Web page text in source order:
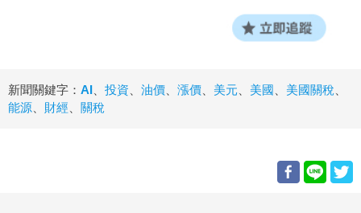
新聞關鍵字： AI 投資 油價 漲價 美元 美國 美國關稅
能源
財經 關稅